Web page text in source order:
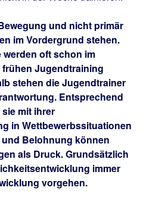
und nicht primär
im Vordergrund stehen.
oft schon im
Jugendtraining
stehen die Jugendtrainer
Entsprechend
mit ihrer
in Wettbewerbssituationen
Belohnung können
als Druck. Grundsätzlich
immer
vorgehen.